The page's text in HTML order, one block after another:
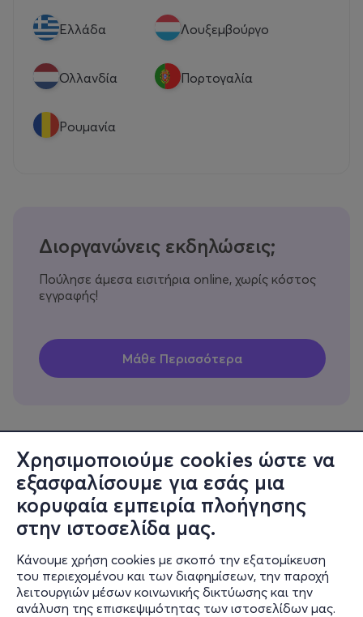
Χρησιμοποιούμε cookies ώστε να
εξασφαλίσουμε για εσάς μια
κορυφαία εμπειρία πλοήγησης
στην ιστοσελίδα μας.
Κάνουμε χρήση cookies με σκοπό την εξατομίκευση
του περιεχομένου και των διαφημίσεων, την παροχή
λειτουργιών μέσων κοινωνικής δικτύωσης και την
ανάλυση της επισκεψιμότητας των ιστοσελίδων μας.
Eλλάδα Λουξεμβούργο
Ολλανδία Πορτογαλία
Ρουμανία
Διοργανώνεις εκδηλώσεις;
Πούλησε άμεσα εισιτήρια online, χωρίς κόστος
εγγραφής!
Πληροφορίες
Υποστήριξη
Stay Connected